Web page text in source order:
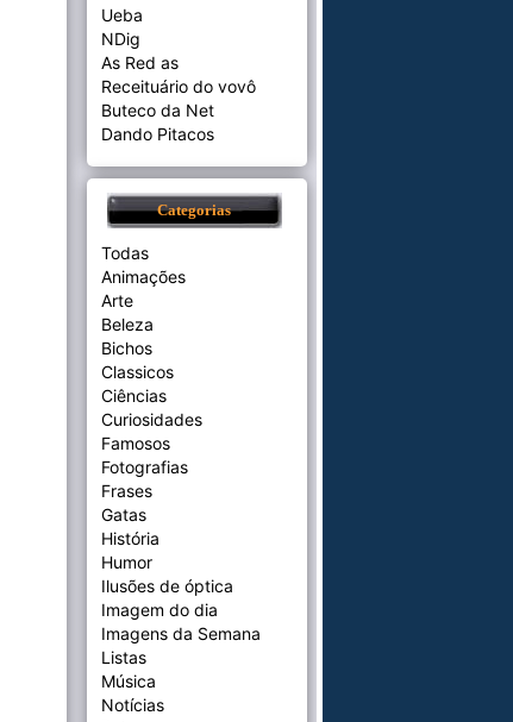
Ueba
NDig
As Red as
Receituário do vovô
Buteco da Net
Dando Pitacos
Categorias
Todas
Animações
Arte
Beleza
Bichos
Classicos
Ciências
Curiosidades
Famosos
Fotografias
Frases
Gatas
História
Humor
Ilusões de óptica
Imagem do dia
Imagens da Semana
Listas
Música
Notícias